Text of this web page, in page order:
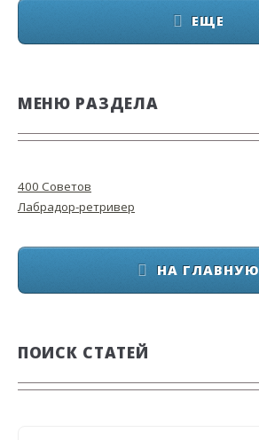
ЕЩЕ
МЕНЮ РАЗДЕЛА
400 Советов
Лабрадор-ретривер
НА ГЛАВНУЮ
ПОИСК СТАТЕЙ